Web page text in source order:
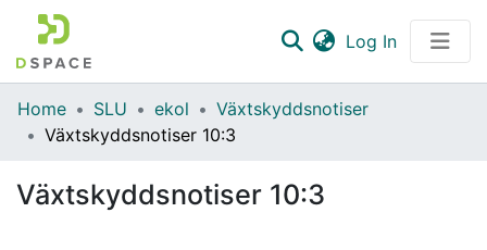
Log In(current)
Communities & Collections
All of DSpace
Statistics
Home SLU ekol
Växtskyddsnotiser
Växtskyddsnotiser 10:3
Växtskyddsnotiser 10:3